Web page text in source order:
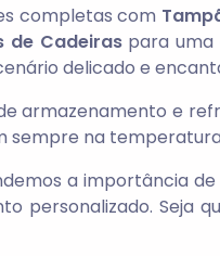
completas com
de Cadeiraspara uma
delicado e
armazenamento e
sempre na
a importância
personalizado. Seja